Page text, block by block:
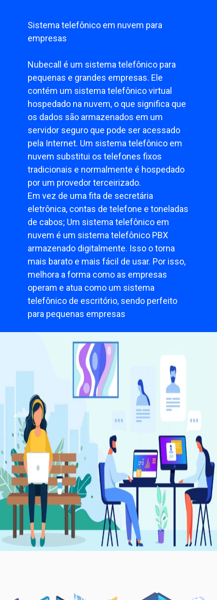
Sistema telefônico em nuvem para
empresas
Nubecall é um sistema telefônico para
pequenas e grandes empresas. Ele
contém um sistema telefônico virtual
hospedado na nuvem, o que significa que
os dados são armazenados em um
servidor seguro que pode ser acessado
pela Internet. Um sistema telefônico em
nuvem substitui os telefones fixos
tradicionais e normalmente é hospedado
por um provedor terceirizado.
Em vez de uma fita de secretária
eletrônica, contas de telefone e toneladas
de cabos; Um sistema telefônico em
nuvem é um sistema telefônico PBX
armazenado digitalmente. Isso o torna
mais barato e mais fácil de usar. Por isso,
melhora a forma como as empresas
operam e atua como um sistema
telefônico de escritório, sendo perfeito
para pequenas empresas